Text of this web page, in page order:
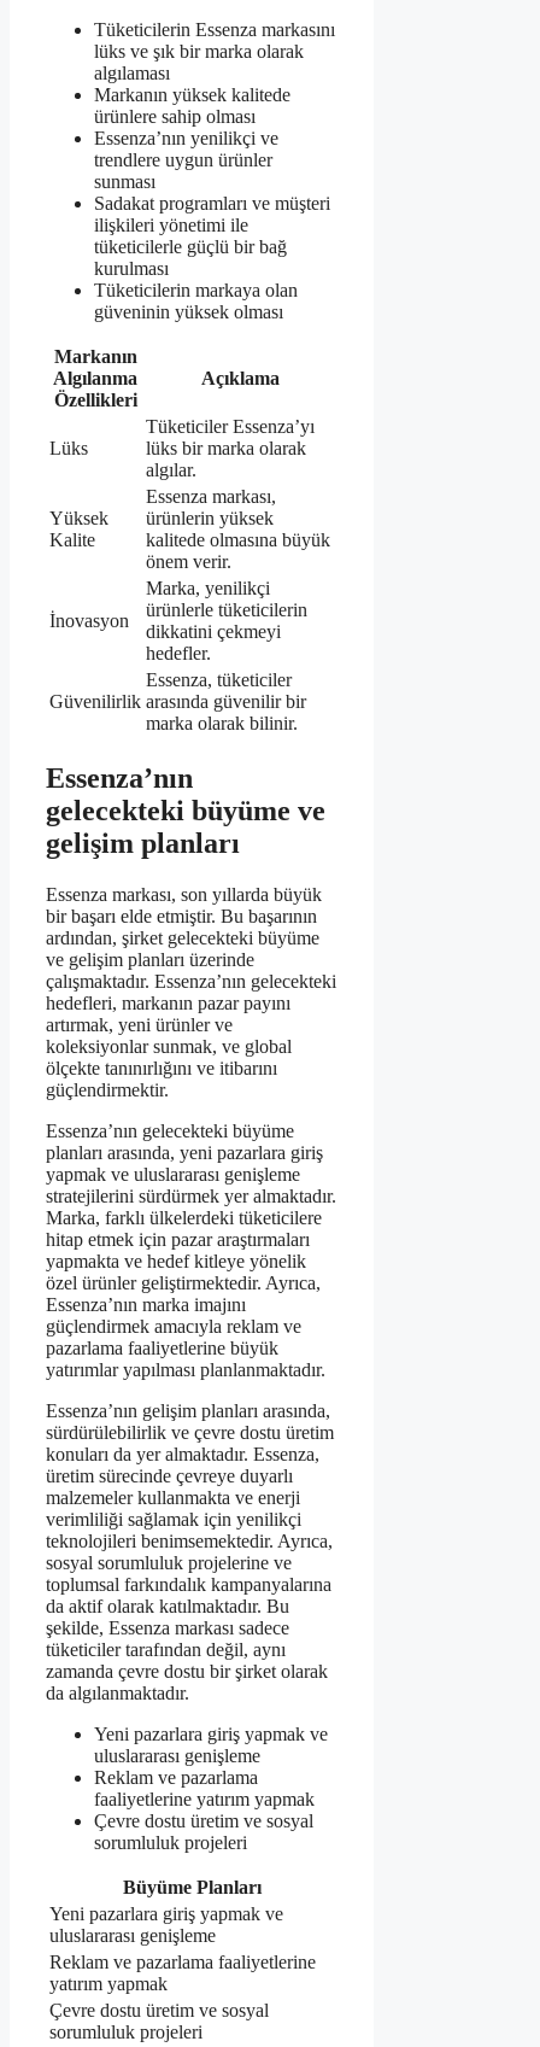
Tüketicilerin Essenza markasını
lüks ve şık bir marka olarak
algılaması
Markanın yüksek kalitede
ürünlere sahip olması
Essenza’nın yenilikçi ve
trendlere uygun ürünler
sunması
Sadakat programları ve müşteri
ilişkileri yönetimi ile
tüketicilerle güçlü bir bağ
kurulması
Tüketicilerin markaya olan
güveninin yüksek olması
Markanın
Algılanma
Özellikleri
Açıklama
Lüks
Tüketiciler Essenza’yı
lüks bir marka olarak
algılar.
Yüksek
Kalite
Essenza markası,
ürünlerin yüksek
kalitede olmasına büyük
önem verir.
İnovasyon
Marka, yenilikçi
ürünlerle tüketicilerin
dikkatini çekmeyi
hedefler.
Güvenilirlik
Essenza, tüketiciler
arasında güvenilir bir
marka olarak bilinir.
Essenza’nın
gelecekteki büyüme ve
gelişim planları
Essenza markası, son yıllarda büyük
bir başarı elde etmiştir. Bu başarının
ardından, şirket gelecekteki büyüme
ve gelişim planları üzerinde
çalışmaktadır. Essenza’nın gelecekteki
hedefleri, markanın pazar payını
artırmak, yeni ürünler ve
koleksiyonlar sunmak, ve global
ölçekte tanınırlığını ve itibarını
güçlendirmektir.
Essenza’nın gelecekteki büyüme
planları arasında, yeni pazarlara giriş
yapmak ve uluslararası genişleme
stratejilerini sürdürmek yer almaktadır.
Marka, farklı ülkelerdeki tüketicilere
hitap etmek için pazar araştırmaları
yapmakta ve hedef kitleye yönelik
özel ürünler geliştirmektedir. Ayrıca,
Essenza’nın marka imajını
güçlendirmek amacıyla reklam ve
pazarlama faaliyetlerine büyük
yatırımlar yapılması planlanmaktadır.
Essenza’nın gelişim planları arasında,
sürdürülebilirlik ve çevre dostu üretim
konuları da yer almaktadır. Essenza,
üretim sürecinde çevreye duyarlı
malzemeler kullanmakta ve enerji
verimliliği sağlamak için yenilikçi
teknolojileri benimsemektedir. Ayrıca,
sosyal sorumluluk projelerine ve
toplumsal farkındalık kampanyalarına
da aktif olarak katılmaktadır. Bu
şekilde, Essenza markası sadece
tüketiciler tarafından değil, aynı
zamanda çevre dostu bir şirket olarak
da algılanmaktadır.
Yeni pazarlara giriş yapmak ve
uluslararası genişleme
Reklam ve pazarlama
faaliyetlerine yatırım yapmak
Çevre dostu üretim ve sosyal
sorumluluk projeleri
Büyüme Planları
Yeni pazarlara giriş yapmak ve
uluslararası genişleme
Reklam ve pazarlama faaliyetlerine
yatırım yapmak
Çevre dostu üretim ve sosyal
sorumluluk projeleri